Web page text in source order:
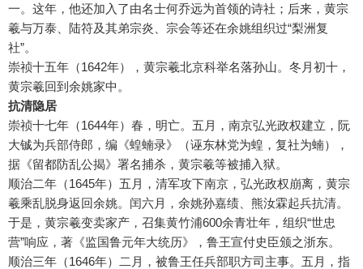
一。这年，他还加入了由名士何乔远为首领的诗社；后来，黄宗
羲与万泰、陆符及其弟宗炎、宗会等还在余姚组织过“梨洲复
社”。
崇祯十五年（1642年），黄宗羲北京科举名落孙山。冬月初十，
黄宗羲回到余姚家中。
抗清隐居
崇祯十七年（1644年）春，明亡。五月，南京弘光政权建立，阮
大铖为兵部侍郎，编《蝗蝻录》（诬东林党为蝗，复社为蝻），
据《留都防乱公揭》署名捕杀，黄宗羲等被捕入狱。
顺治二年（1645年）五月，清军攻下南京，弘光政权崩离，黄宗
羲乘乱脱身返回余姚。闰六月，余姚孙嘉绩、熊汝霖起兵抗清。
于是，黄宗羲变卖家产，召集黄竹浦600余青壮年，组织“世忠
营”响应，著《监国鲁元年大统历》，鲁王宣付史臣颁之浙东。
顺治三年（1646年）二月，被鲁王任兵部职方司主事。五月，指